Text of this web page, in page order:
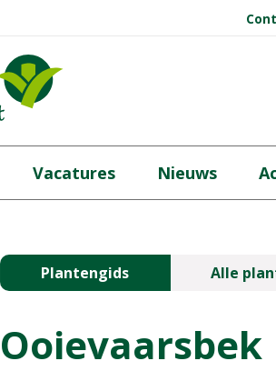
Vacatures Nieuws
Plantengids Alle
Ooievaarsbek